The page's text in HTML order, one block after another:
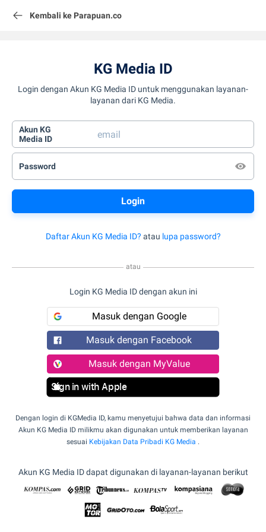
Kembali ke Parapuan.co
KG Media ID
Login dengan Akun KG Media ID untuk menggunakan layanan-
layanan dari KG Media.
Akun KG
Media ID
Password
Daftar Akun KG Media ID? atau lupa password?
atau
Login KG Media ID dengan akun ini
Masuk dengan Google
Masuk dengan Facebook
Masuk dengan MyValue
Sign in with Apple
Dengan login di KGMedia ID, kamu menyetujui bahwa data dan informasi
Akun KG Media ID milikmu akan digunakan untuk memberikan layanan
sesuai Kebijakan Data Pribadi KG Media .
Akun KG Media ID dapat digunakan di layanan-layanan berikut